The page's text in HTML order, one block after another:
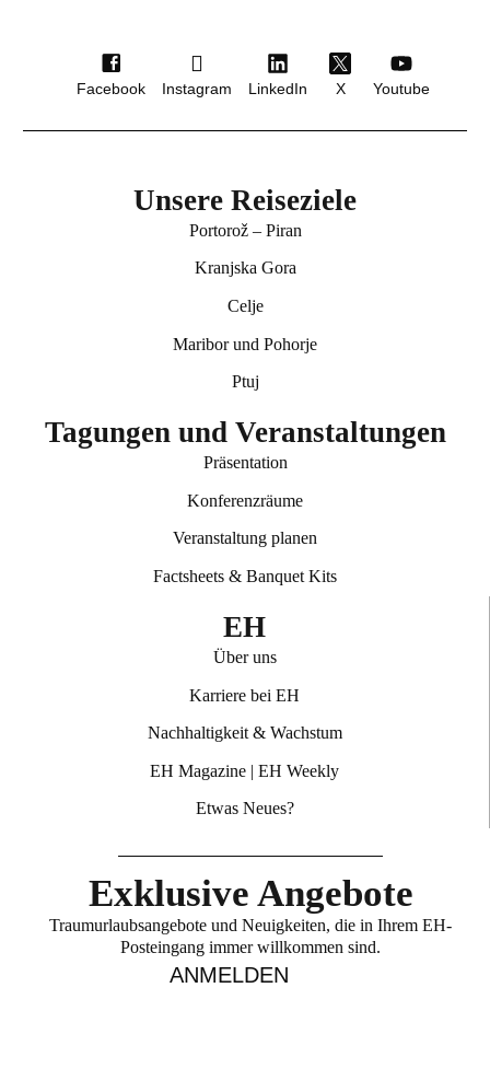
Hotel Bor
Facebook Instagram LinkedIn X Youtube
Unsere Reiseziele
Portorož – Piran
Kranjska Gora
Celje
Maribor und Pohorje
Ptuj
Tagungen und Veranstaltungen
Präsentation
Konferenzräume
Veranstaltung planen
Factsheets & Banquet Kits
EH
Über uns
Karriere bei EH
Nachhaltigkeit & Wachstum
EH Magazine | EH Weekly
Etwas Neues?
Exklusive Angebote
Traumurlaubsangebote und Neuigkeiten, die in Ihrem EH-
Posteingang immer willkommen sind.
ANMELDEN